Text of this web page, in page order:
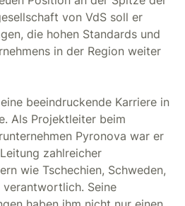
von VdS soll er
die hohen Standards und
in der Region weiter
beeindruckende Karriere in
Als Projektleiter beim
Pyronova war er
zahlreicher
wie Tschechien, Schweden,
Seine